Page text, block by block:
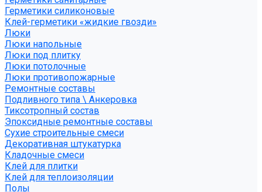
Герметики силиконовые
Клей-герметики «жидкие гвозди»
Люки
Люки напольные
Люки под плитку
Люки потолочные
Люки противопожарные
Ремонтные составы
Подливного типа \ Анкеровка
Тиксотропный состав
Эпоксидные ремонтные составы
Сухие строительные смеси
Декоративная штукатурка
Кладочные смеси
Клей для плитки
Клей для теплоизоляции
Полы